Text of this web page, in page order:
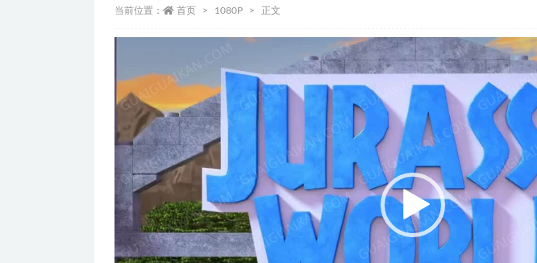
当前位置： 首页 1080P 正文
播
放